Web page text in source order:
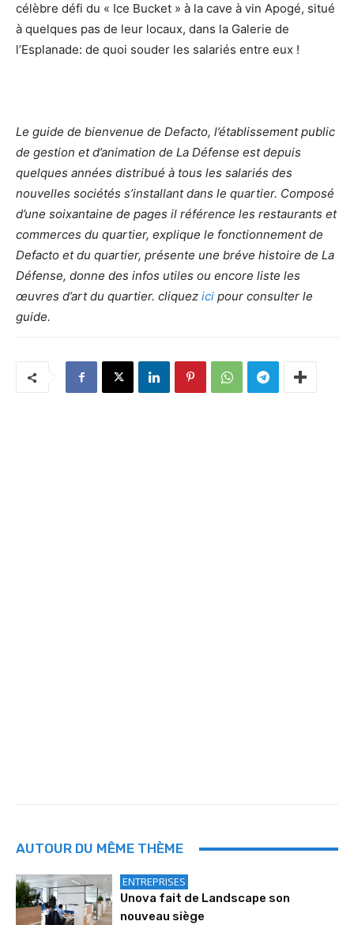
célèbre défi du « Ice Bucket » à la cave à vin Apogé, situé
à quelques pas de leur locaux, dans la Galerie de
l’Esplanade: de quoi souder les salariés entre eux !
Le guide de bienvenue de Defacto, l’établissement public
de gestion et d’animation de La Défense est depuis
quelques années distribué à tous les salariés des
nouvelles sociétés s’installant dans le quartier. Composé
d’une soixantaine de pages il référence les restaurants et
commerces du quartier, explique le fonctionnement de
Defacto et du quartier, présente une bréve histoire de La
Défense, donne des infos utiles ou encore liste les
œuvres d’art du quartier. cliquez ici pour consulter le
guide.
AUTOUR DU MÊME THÈME
ENTREPRISES
Unova fait de Landscape son
nouveau siège